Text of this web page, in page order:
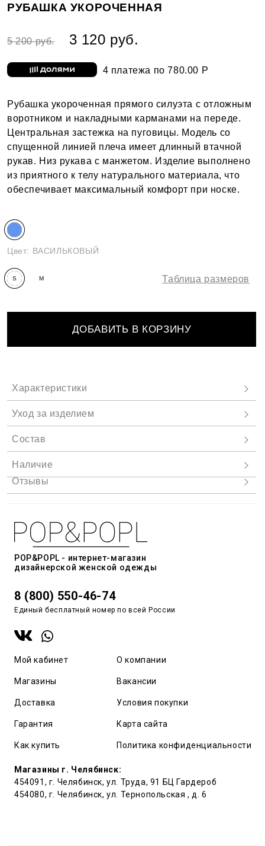
РУБАШКА УКОРОЧЕННАЯ
5 200 руб. 3 120 руб.
4 платежа по 780.00 Р
Рубашка укороченная прямого силуэта с отложным
воротником и накладными карманами на переде.
Центральная застежка на пуговицы. Модель со
спущенной линией плеча имеет длинный втачной
рукав. Низ рукава с манжетом. Изделие выполнено
из приятного к телу натурального материала, что
обеспечивает максимальный комфорт при носке.
Цвет: ВАСИЛЬКОВЫЙ
S M Таблица размеров
ДОБАВИТЬ В КОРЗИНУ
POP&POPL - интернет-магазин
дизайнерской женской одежды
8 (800) 550-46-74
Единый бесплатный номер по всей России
Мой кабинет
Магазины
Доставка
Гарантия
Как купить
О компании
Вакансии
Условия покупки
Карта сайта
Политика конфиденциальности
Магазины г. Челябинск:
454091, г. Челябинск, ул. Труда, 91 БЦ Гардероб
454080, г. Челябинск, ул. Тернопольская , д. 6